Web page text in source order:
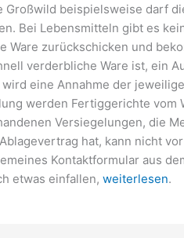
beispielsweise darf
Bei Lebensmitteln gibt es
zurückschicken und
verderbliche Ware ist, ein
eine Annahme der
werden Fertiggerichte
Versiegelungen, die
hat, kann nicht
Kontaktformular aus
etwas einfallen, weiterlesen.